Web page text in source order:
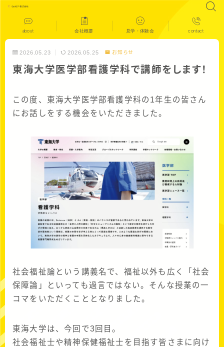
about 会社概要 見学・体験会 contact
2026.05.23 2026.05.25 お知らせ
東海大学医学部看護学科で講師をします！
この度、東海大学医学部看護学科の1年生の皆さん
にお話しをする機会をいただきました。
社会福祉論という講義名で、福祉以外も広く「社会
保障論」といっても過言ではない。そんな授業の一
コマをいただくこととなりました。
東海大学は、今回で3回目。
社会福祉士や精神保健福祉士を目指す皆さまに向け